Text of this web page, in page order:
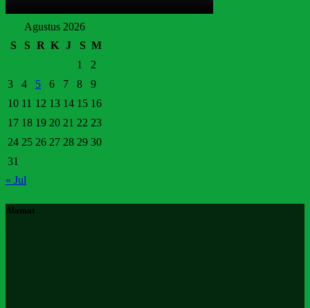
Agustus 2026
S
S R K J S M
1
2
3
4 5 6 7 8
9
10 11 12 13 14 15 16
17 18 19 20 21 22 23
24 25 26 27 28 29 30
31
« Jul
Alamat